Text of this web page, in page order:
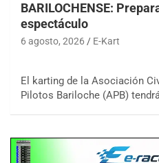
BARILOCHENSE:
espectáculo
6 agosto, 2026 E-Kart
El karting de la Asociación
Pilotos Bariloche (APB)